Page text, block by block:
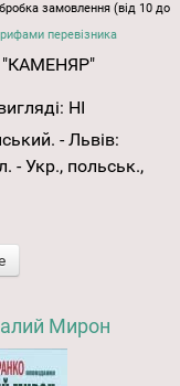
замовлення (від 10 до
перевізника
"КАМЕНЯР"
НІ
- Львів:
- Укр., польськ.,
Мирон